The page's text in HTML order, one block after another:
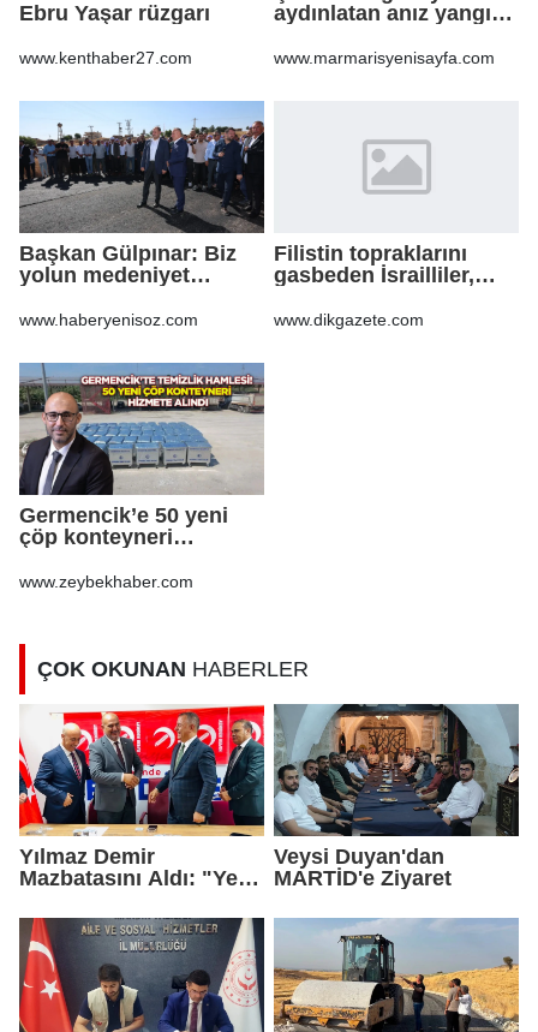
Ebru Yaşar rüzgarı
www.kenthaber27.com
aydınlatan anız yangını
www.marmarisyenisayfa.com
Başkan Gülpınar: Biz
yolun medeniyet
www.haberyenisoz.com
Filistin topraklarını
gasbeden İsrailliler,
Şeria’daki saldırılarını
www.dikgazete.com
Germencik’e 50 yeni
çöp konteyneri
www.zeybekhaber.com
ÇOK OKUNAN HABERLER
Yılmaz Demir
Mazbatasını Aldı: "Yeni
Geldik"
Veysi Duyan'dan
MARTİD'e Ziyaret